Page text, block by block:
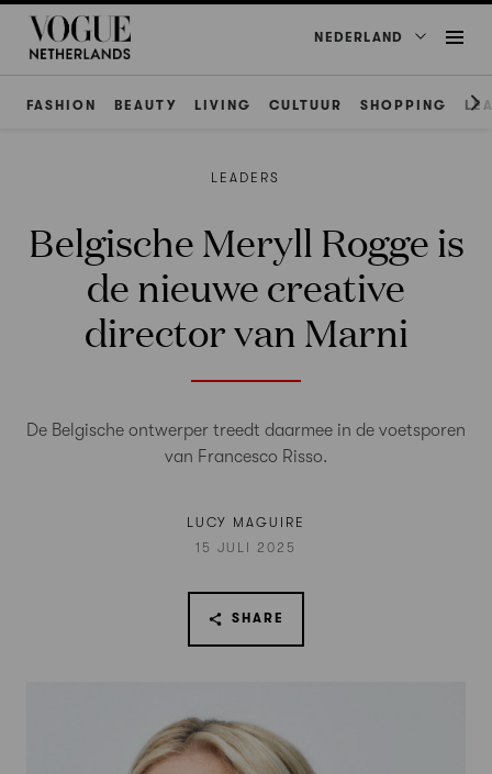
NEDERLAND
FASHION BEAUTY LIVING CULTUUR SHOPPING
LEADERS
Belgische Meryll Rogge is
de nieuwe creative
director van Marni
De Belgische ontwerper treedt daarmee in de voetsporen
van Francesco Risso.
LUCY MAGUIRE
15 JULI 2025
SHARE